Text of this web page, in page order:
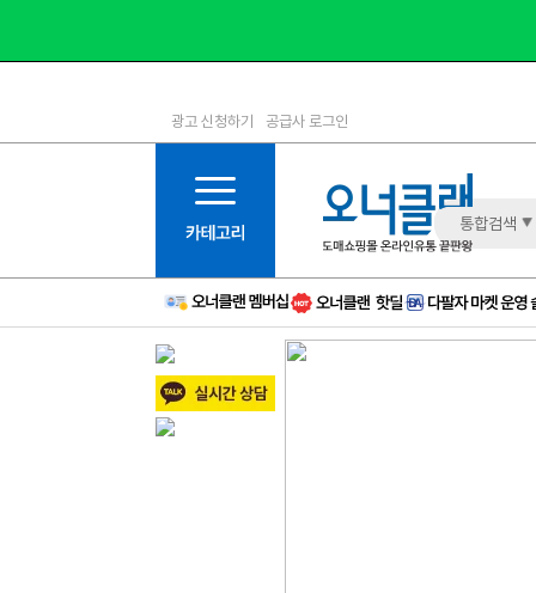
1등급
6등급
11등급
12등급
15등급
16등급
17등급
신규
주의
광고 신청하기 공급사 로그인
통합검색